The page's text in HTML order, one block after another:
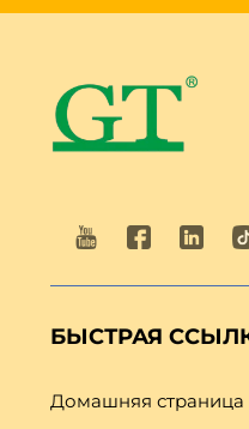
БЫСТРАЯ
Домашняя страница